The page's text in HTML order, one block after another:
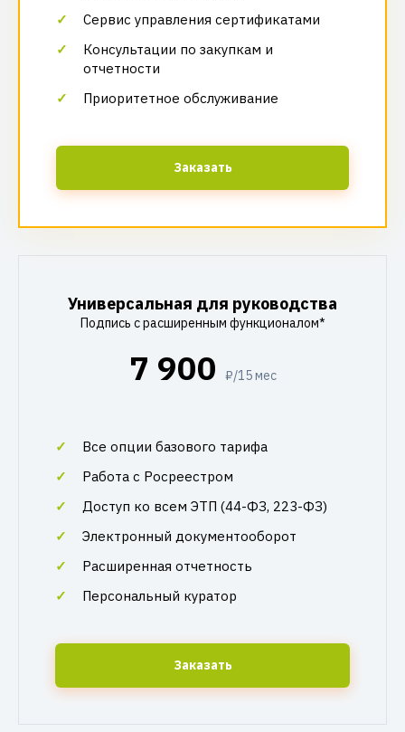
Сервис управления сертификатами
Консультации по закупкам и
отчетности
Приоритетное обслуживание
Заказать
Универсальная для руководства
Подпись с расширенным функционалом*
7 900 ₽/15 мес
Все опции базового тарифа
Работа с Росреестром
Доступ ко всем ЭТП (44-ФЗ, 223-ФЗ)
Электронный документооборот
Расширенная отчетность
Персональный куратор
Заказать